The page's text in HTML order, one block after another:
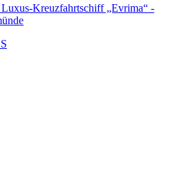
Luxus-Kreuzfahrtschiff „Evrima“ -